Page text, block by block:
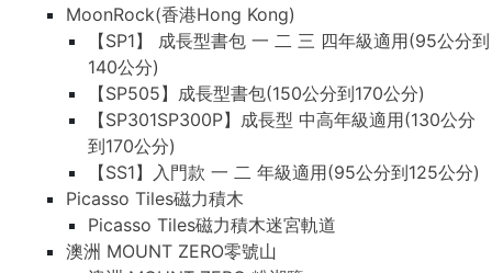
MoonRock(香港Hong Kong)
【SP1】 成長型書包 一 二 三 四年級適用(95公分到
140公分)
【SP505】成長型書包(150公分到170公分)
【SP301SP300P】成長型 中高年級適用(130公分
到170公分)
【SS1】入門款 一 二 年級適用(95公分到125公分)
Picasso Tiles磁力積木
Picasso Tiles磁力積木迷宮軌道
澳洲 MOUNT ZERO零號山